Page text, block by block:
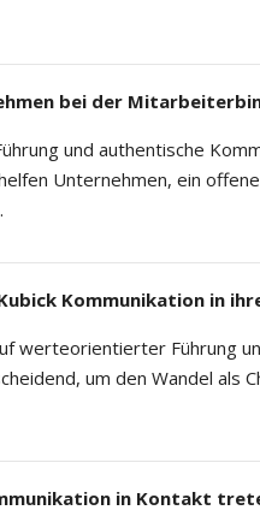
bei der
und authentische
Unternehmen, ein
Kommunikation in
werteorientierter Führung
um den Wandel als
in Kontakt